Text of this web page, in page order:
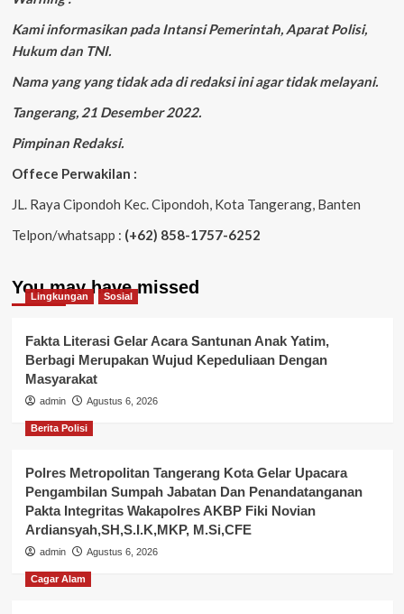
Kami informasikan pada Intansi Pemerintah, Aparat Polisi,
Hukum dan TNI.
Nama yang yang tidak ada di redaksi ini agar tidak melayani.
Tangerang, 21 Desember 2022.
Pimpinan Redaksi.
Offece Perwakilan :
JL. Raya Cipondoh Kec. Cipondoh, Kota Tangerang, Banten
Telpon/whatsapp : (+62) 858-1757-6252
You may have missed
Lingkungan Sosial
Fakta Literasi Gelar Acara Santunan Anak Yatim,
Berbagi Merupakan Wujud Kepeduliaan Dengan
Masyarakat
admin Agustus 6, 2026
Berita Polisi
Polres Metropolitan Tangerang Kota Gelar Upacara
Pengambilan Sumpah Jabatan Dan Penandatanganan
Pakta Integritas Wakapolres AKBP Fiki Novian
Ardiansyah,SH,S.I.K,MKP, M.Si,CFE
admin Agustus 6, 2026
Cagar Alam